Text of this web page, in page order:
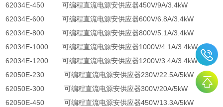
62034E-450
可编程直流电源安供应器450V/9A/3.4kW
62034E-600
可编程直流电源安供应器600V/6.8A/3.4kW
62034E-800
可编程直流电源安供应器800V/5.1A/3.4kW
62034E-1000
可编程直流电源安供应器1000V/4.1A/3.4kW
62034E-1200
可编程直流电源安供应器1200V/3.4A/3.4kW
62050E-230
可编程直流电源安供应器230V/22.5A/5kW
62050E-300
可编程直流电源安供应器300V/20A/5kW
62050E-450
可编程直流电源安供应器450V/13.3A/5kW